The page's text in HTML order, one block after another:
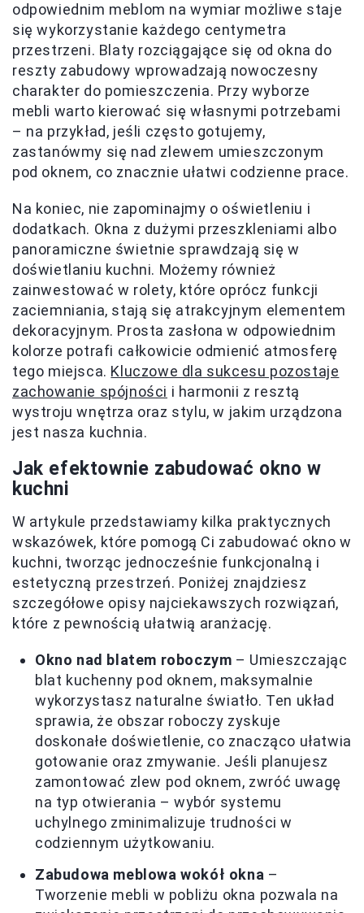
odpowiednim meblom na wymiar możliwe staje
się wykorzystanie każdego centymetra
przestrzeni. Blaty rozciągające się od okna do
reszty zabudowy wprowadzają nowoczesny
charakter do pomieszczenia. Przy wyborze
mebli warto kierować się własnymi potrzebami
– na przykład, jeśli często gotujemy,
zastanówmy się nad zlewem umieszczonym
pod oknem, co znacznie ułatwi codzienne prace.
Na koniec, nie zapominajmy o oświetleniu i
dodatkach. Okna z dużymi przeszkleniami albo
panoramiczne świetnie sprawdzają się w
doświetlaniu kuchni. Możemy również
zainwestować w rolety, które oprócz funkcji
zaciemniania, stają się atrakcyjnym elementem
dekoracyjnym. Prosta zasłona w odpowiednim
kolorze potrafi całkowicie odmienić atmosferę
tego miejsca. Kluczowe dla sukcesu pozostaje
zachowanie spójności i harmonii z resztą
wystroju wnętrza oraz stylu, w jakim urządzona
jest nasza kuchnia.
Jak efektownie zabudować okno w
kuchni
W artykule przedstawiamy kilka praktycznych
wskazówek, które pomogą Ci zabudować okno w
kuchni, tworząc jednocześnie funkcjonalną i
estetyczną przestrzeń. Poniżej znajdziesz
szczegółowe opisy najciekawszych rozwiązań,
które z pewnością ułatwią aranżację.
Okno nad blatem roboczym – Umieszczając
blat kuchenny pod oknem, maksymalnie
wykorzystasz naturalne światło. Ten układ
sprawia, że obszar roboczy zyskuje
doskonałe doświetlenie, co znacząco ułatwia
gotowanie oraz zmywanie. Jeśli planujesz
zamontować zlew pod oknem, zwróć uwagę
na typ otwierania – wybór systemu
uchylnego zminimalizuje trudności w
codziennym użytkowaniu.
Zabudowa meblowa wokół okna –
Tworzenie mebli w pobliżu okna pozwala na